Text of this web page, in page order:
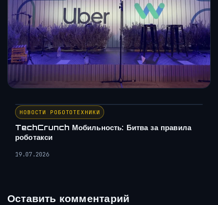
НОВОСТИ РОБОТОТЕХНИКИ
TechCrunch Мобильность: Битва за правила
роботакси
19.07.2026
Оставить комментарий